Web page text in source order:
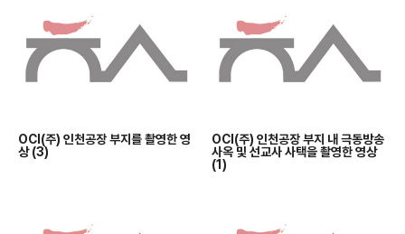
OCI(주) 인천공장 부지를 촬영한 영
상 (3)
OCI(주) 인천공장 부지 내 극동방송
사옥 및 선교사 사택을 촬영한 영상
(1)